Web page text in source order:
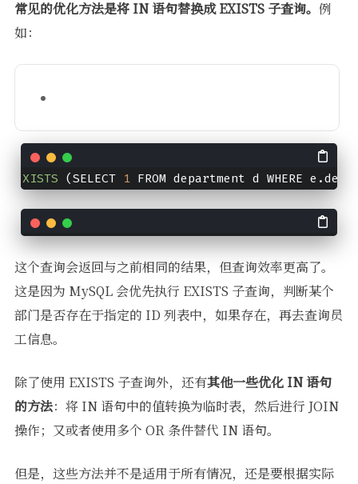
常见的优化方法是将 IN 语句替换成 EXISTS 子查询。 例
如：
XISTS (SELECT 1 FROM department d WHERE
这个查询会返回与之前相同的结果，但查询效率更高了。
这是因为 MySQL 会优先执行 EXISTS 子查询，判断某个
部门是否存在于指定的 ID 列表中，如果存在，再去查询员
工信息。
除了使用 EXISTS 子查询外，还有其他一些优化 IN 语句
的方法：将 IN 语句中的值转换为临时表，然后进行 JOIN
操作；又或者使用多个 OR 条件替代 IN 语句。
但是，这些方法并不是适用于所有情况，还是要根据实际